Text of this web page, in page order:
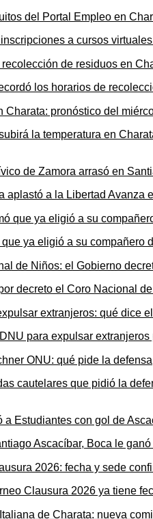
a cursos
los horarios de
la temperatura en
aplastó a la Libertad Avanza
ya eligió a su compañero
decreto el Coro Nacional
para expulsar
cautelares que pidió la
Ascacíbar, Boca le
Clausura 2026 ya tiene